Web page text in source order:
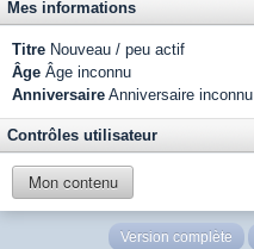
Mes informations
Titre Nouveau / peu actif
Âge Âge inconnu
Anniversaire Anniversaire inconnu
Contrôles utilisateur
Mon contenu
Version complète